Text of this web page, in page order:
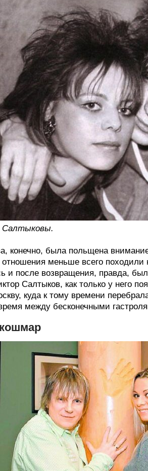
Салтыковы.
конечно, была польщена
меньше всего походили
и после возвращения, правда,
Салтыков, как только у него
куда к тому времени
между бесконечными